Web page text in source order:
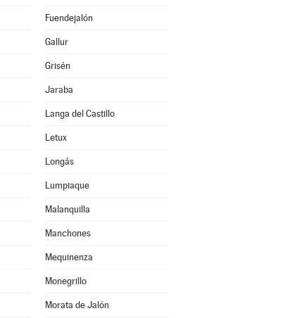
Fuendejalón
Gallur
Grisén
Jaraba
Langa del Castillo
Letux
Longás
Lumpiaque
Malanquilla
Manchones
Mequinenza
Monegrillo
Morata de Jalón